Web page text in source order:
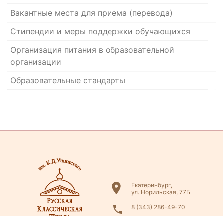
Вакантные места для приема (перевода)
Стипендии и меры поддержки обучающихся
Организация питания в образовательной
организации
Образовательные стандарты
Екатеринбург,
ул. Норильская, 77Б
8 (343) 286-49-70